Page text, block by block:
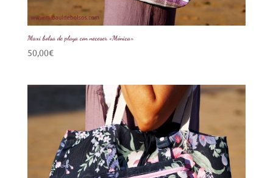
Maxi bolsa de playa con neceser «Mónica»
50,00€